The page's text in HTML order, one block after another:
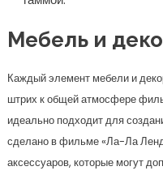
Мебель и
Каждый элемент мебели и
штрих к общей атмосфере
идеально подходит для
сделано в фильме «Ла-Ла
аксессуаров, которые могут